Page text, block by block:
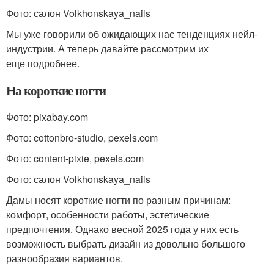
Фото: салон Volkhonskaya_nails
Мы уже говорили об ожидающих нас тенденциях нейл-
индустрии. А теперь давайте рассмотрим их
еще подробнее.
На короткие ногти
Фото: pixabay.com
Фото: cottonbro-studio, pexels.com
Фото: content-pixie, pexels.com
Фото: салон Volkhonskaya_nails
Дамы носят короткие ногти по разным причинам:
комфорт, особенности работы, эстетические
предпочтения. Однако весной 2025 года у них есть
возможность выбрать дизайн из довольно большого
разнообразия вариантов.